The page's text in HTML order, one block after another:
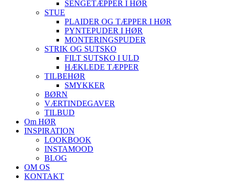
SENGETÆPPER I HØR
STUE
PLAIDER OG TÆPPER I HØR
PYNTEPUDER I HØR
MONTERINGSPUDER
STRIK OG SUTSKO
FILT SUTSKO I ULD
HÆKLEDE TÆPPER
TILBEHØR
SMYKKER
BØRN
VÆRTINDEGAVER
TILBUD
Om HØR
INSPIRATION
LOOKBOOK
INSTAMOOD
BLOG
OM OS
KONTAKT